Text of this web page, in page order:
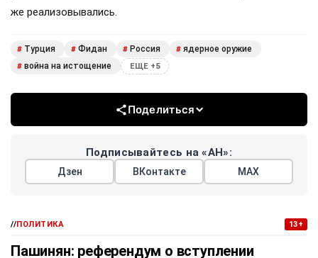
же реализовывались.
# Турция # Фидан # Россия # ядерное оружие
# война на истощение ЕЩЕ +5
Поделиться
Подписывайтесь на «АН»:
Дзен ВКонтакте МАХ
//ПОЛИТИКА 13+
Пашинян: референдум о вступлении